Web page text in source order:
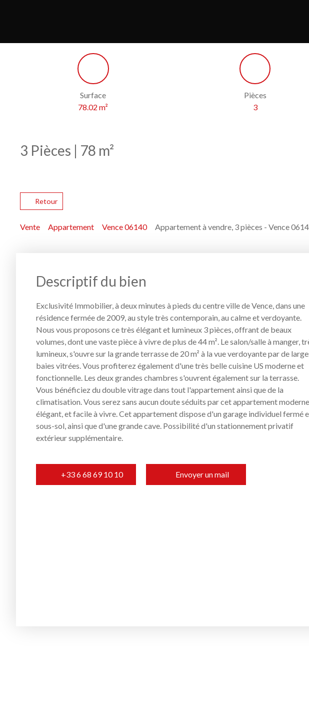
Surface
78.02m²
Pièces
3
3 Pièces | 78 m²
Retour
Vente Appartement Vence 06140 Appartement à vendre, 3 pièces - Vence
Descriptif du bien
Exclusivité Immobilier, à deux minutes à pieds du centre ville de Vence, dans une
résidence fermée de 2009, au style très contemporain, au calme et verdoyante.
Nous vous proposons ce très élégant et lumineux 3 pièces, offrant de beaux
volumes, dont une vaste pièce à vivre de plus de 44 m². Le salon/salle à manger,
lumineux, s'ouvre sur la grande terrasse de 20 m² à la vue verdoyante par de
baies vitrées. Vous profiterez également d'une très belle cuisine US moderne et
fonctionnelle. Les deux grandes chambres s'ouvrent également sur la terrasse.
Vous bénéficiez du double vitrage dans tout l'appartement ainsi que de la
climatisation. Vous serez sans aucun doute séduits par cet appartement
élégant, et facile à vivre. Cet appartement dispose d'un garage individuel fermé
sous-sol, ainsi que d'une grande cave. Possibilité d'un stationnement privatif
extérieur supplémentaire.
+33 6 68 69 10 10 Envoyer un mail